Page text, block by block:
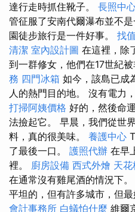
達行走時抓住靴子。 長照中
管征服了安南代爾瀑布並不
園徒步旅行是一件好事。 找
清潔 室內設計圖 在這裡，除
到一群修女，他們在17世紀
務 四門冰箱 如今，該島已成
人的熱門目的地。 沒有電力
打掃阿姨價格 好的，然後命
法撿起它。 早晨，我們從世
料，真的很美味。 養護中心
了最後一口。 護照代辦 在早
裡。 廚房設備 西式外燴 天
在通常沒有雞尾酒的情況下
平坦的，但有許多城市，但最
會計事務所 白蟻怕什麼 維爾